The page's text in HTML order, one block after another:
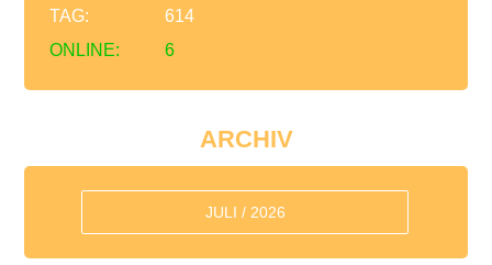
ONLINE: 6
TAG:
614
ARCHIV
JULI / 2026